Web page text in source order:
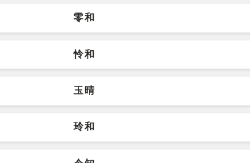
零和
怜和
玉晴
玲和